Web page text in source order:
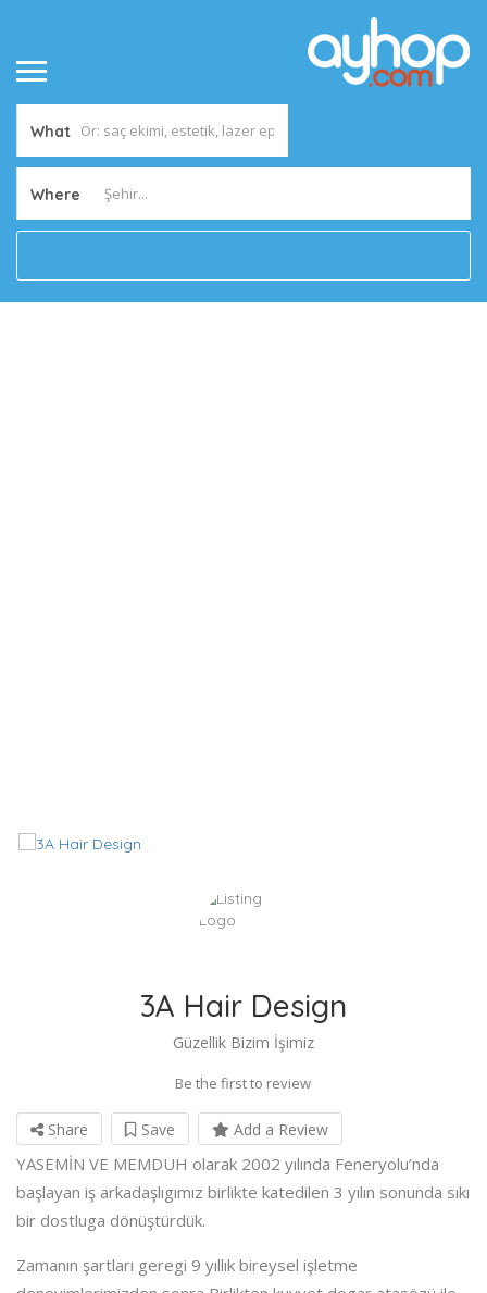
What
Where
3A Hair Design
Güzellik Bizim İşimiz
Be the first to review
Share Save Add a Review
YASEMİN VE MEMDUH olarak 2002 yılında Feneryolu’nda
başlayan iş arkadaşlıgımız birlikte katedilen 3 yılın sonunda sıkı
bir dostluga dönüştürdük.
Zamanın şartları geregi 9 yıllık bireysel işletme